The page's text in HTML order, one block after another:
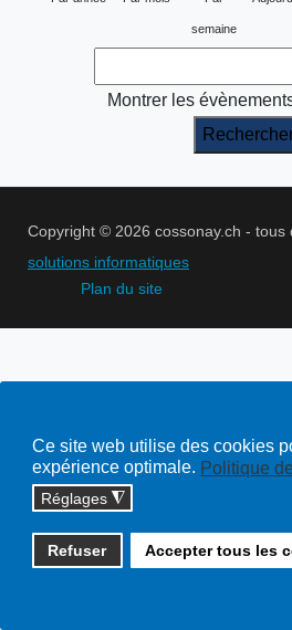
Ce site web utilise des cookies
expérience optimale. Politique
Réglages ◮
Refuser Accepter tous les
semaine
Montrer les
Copyright © 2026 cossonay.ch - tous
solutions informatiques
Plan du site